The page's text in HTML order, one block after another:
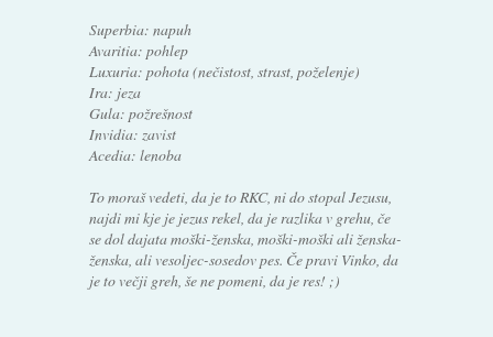
Superbia: napuh
Avaritia: pohlep
Luxuria: pohota (nečistost, strast, poželenje)
Ira: jeza
Gula: požrešnost
Invidia: zavist
Acedia: lenoba
To moraš vedeti, da je to RKC, ni do stopal Jezusu,
najdi mi kje je jezus rekel, da je razlika v grehu, če
se dol dajata moški-ženska, moški-moški ali ženska-
ženska, ali vesoljec-sosedov pes. Če pravi Vinko, da
je to večji greh, še ne pomeni, da je res! ;)